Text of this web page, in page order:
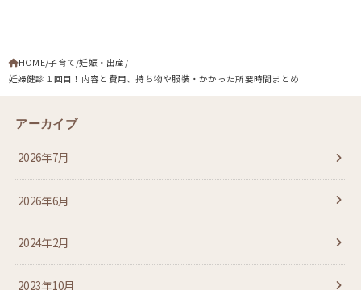
HOME 子育て 妊娠・出産
妊婦健診１回目！内容と費用、持ち物や服装・かかった所要時間まとめ
アーカイブ
2026年7月
2026年6月
2024年2月
2023年10月